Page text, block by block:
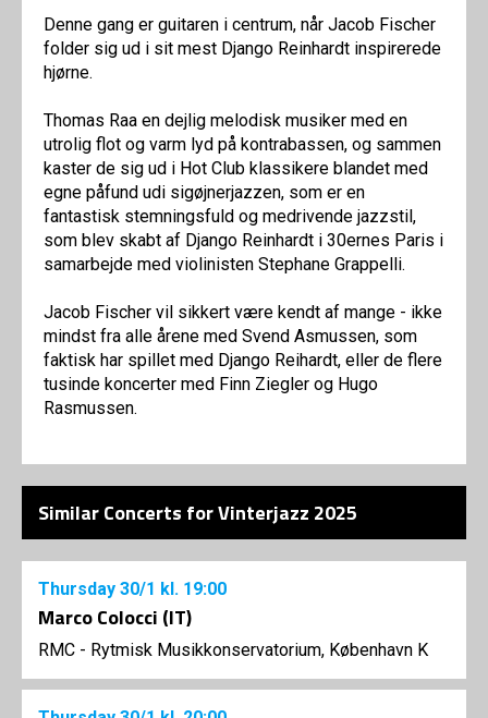
Denne gang er guitaren i centrum, når Jacob Fischer
folder sig ud i sit mest Django Reinhardt inspirerede
hjørne.
Thomas Raa en dejlig melodisk musiker med en
utrolig flot og varm lyd på kontrabassen, og sammen
kaster de sig ud i Hot Club klassikere blandet med
egne påfund udi sigøjnerjazzen, som er en
fantastisk stemningsfuld og medrivende jazzstil,
som blev skabt af Django Reinhardt i 30ernes Paris i
samarbejde med violinisten Stephane Grappelli.
Jacob Fischer vil sikkert være kendt af mange - ikke
mindst fra alle årene med Svend Asmussen, som
faktisk har spillet med Django Reihardt, eller de flere
tusinde koncerter med Finn Ziegler og Hugo
Rasmussen.
Similar Concerts for Vinterjazz 2025
Thursday 30/1 kl. 19:00
Marco Colocci (IT)
RMC - Rytmisk Musikkonservatorium, København K